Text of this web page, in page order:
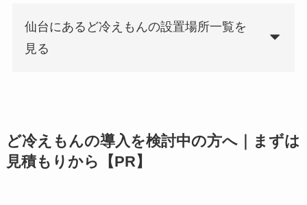
仙台にあるど冷えもんの設置場所一覧を
見る
ど冷えもんの導入を検討中の方へ｜まずは
見積もりから【PR】